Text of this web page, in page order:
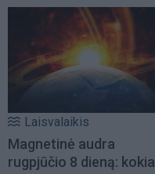
Laisvalaikis
Magnetinė audra
rugpjūčio 8 dieną: kokia